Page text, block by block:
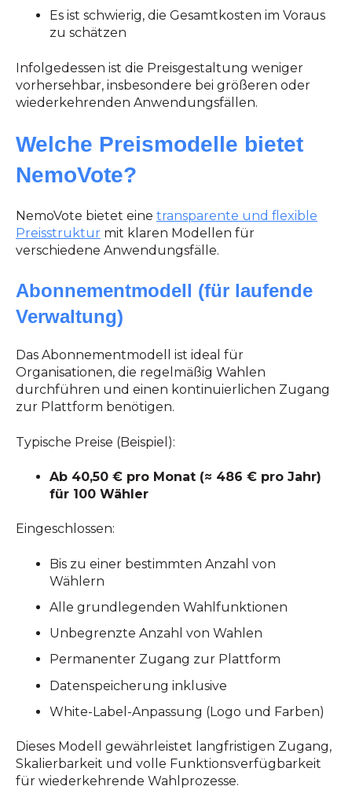
Es ist schwierig, die Gesamtkosten im Voraus
zu schätzen
Infolgedessen ist die Preisgestaltung weniger
vorhersehbar, insbesondere bei größeren oder
wiederkehrenden Anwendungsfällen.
Welche Preismodelle bietet
NemoVote?
NemoVote bietet eine transparente und flexible
Preisstruktur mit klaren Modellen für
verschiedene Anwendungsfälle.
Abonnementmodell (für laufende
Verwaltung)
Das Abonnementmodell ist ideal für
Organisationen, die regelmäßig Wahlen
durchführen und einen kontinuierlichen Zugang
zur Plattform benötigen.
Typische Preise (Beispiel):
Ab 40,50 € pro Monat (≈ 486 € pro Jahr)
für 100 Wähler
Eingeschlossen:
Bis zu einer bestimmten Anzahl von
Wählern
Alle grundlegenden Wahlfunktionen
Unbegrenzte Anzahl von Wahlen
Permanenter Zugang zur Plattform
Datenspeicherung inklusive
White-Label-Anpassung (Logo und Farben)
Dieses Modell gewährleistet langfristigen Zugang,
Skalierbarkeit und volle Funktionsverfügbarkeit
für wiederkehrende Wahlprozesse.